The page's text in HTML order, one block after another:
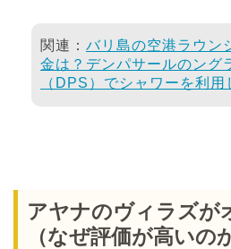
関連： バリ島の空港ラウン
金は？デンパサールのング
（DPS）でシャワーを利用
アヤナのヴィラズが
（なぜ評価が高いの